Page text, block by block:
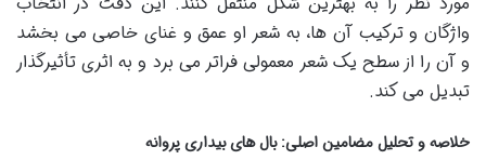
واژگان و ترکیب آن ها، به شعر او عمق و غنای خاصی می بخشد
و آن را از سطح یک شعر معمولی فراتر می برد و به اثری تأثیرگذار
تبدیل می کند.
خلاصه و تحلیل مضامین اصلی: بال های بیداری پروانه